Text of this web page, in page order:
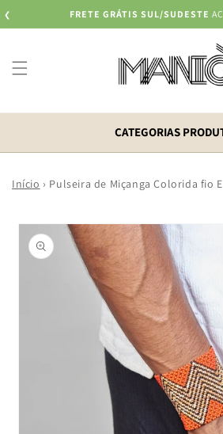
conteúdo
❮ FRETE GRÁTIS SUL/SUDESTE
CATEGORIAS
Início › Pulseira de Miçanga Colorida fio
informações
do produto